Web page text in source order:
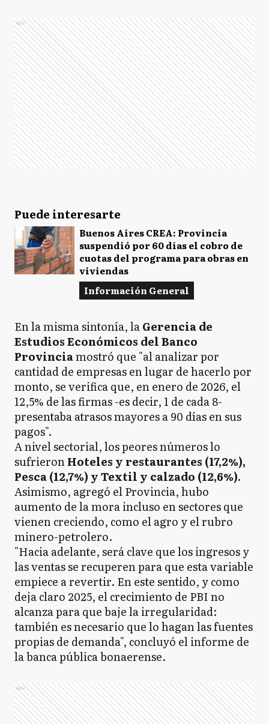
Ads
Puede interesarte
Buenos Aires CREA: Provincia
suspendió por 60 días el cobro de
cuotas del programa para obras en
viviendas
Información General
En la misma sintonía, laGerencia de
Estudios Económicos del Banco
Provinciamostró que "al analizar por
cantidad de empresas en lugar de hacerlo por
monto, se verifica que, en enero de 2026, el
12,5% de las firmas -es decir, 1 de cada 8-
presentaba atrasos mayores a 90 días en sus
pagos".
A nivel sectorial, los peores números lo
sufrieronHoteles y restaurantes (17,2%),
Pesca (12,7%) y Textil y calzado (12,6%).
Asimismo, agregó el Provincia, hubo
aumento de la mora incluso en sectores que
vienen creciendo, como el agro y el rubro
minero-petrolero.
"Hacia adelante, será clave que los ingresos y
las ventas se recuperen para que esta variable
empiece a revertir. En este sentido, y como
deja claro 2025, el crecimiento de PBI no
alcanza para que baje la irregularidad:
también es necesario que lo hagan las fuentes
propias de demanda", concluyó el informe de
la banca pública bonaerense.
Ads